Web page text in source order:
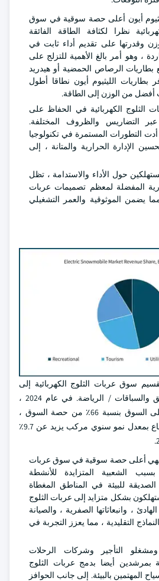
أيون أعلى حصة سوقية في سوق
نظرا لكثافة الطاقة الفائقة
وقدرتها على تقديم أداء ثابت في
، وهو أمر بالغ الأهمية للتزلج على
بطاريات الرصاص الحمضية أو هيدريد
بطاريات الليثيوم أيون نطاقا أطول
من الوزن إلى الطاقة.
الثلوج الكهربائية في الحفاظ على
عبر التضاريس والظروف المختلفة.
أدت التطورات المستمرة في تكنولوجيا
الإدارة الحرارية والمتانة ، إلى
حول الأداء والاستدامة ، تظل
المفضلة لمعظم تصميمات عربات
مما يضمن الموثوقية والعمر التشغيلي
سوق عربات الثلوج الكهربائية إلى
الترفيه والسياحة والمرافق والسباقات / الرياضة. في عام 2024 ،
يهيمن القطاع الترفيهي على السوق بنسبة 66٪ من حصة السوق ،
ومن المتوقع أن ينمو القطاع بمعدل نمو سنوي مركب يزيد عن 9.7٪
أعلى حصة سوقية في سوق عربات
بسبب الشعبية المتزايدة للأنشطة
الصديقة للبيئة في المناطق المغطاة
بشكل متزايد إلى عربات الثلوج
، وانبعاثاتها الصفرية ، والصيانة
التقليدية ، مما يعزز التجربة في
التأجير وشركات الرحلات
بمرشدين أيضا بدمج عربات الثلوج
المهتمين بالبيئة. إلى جانب الحوافز